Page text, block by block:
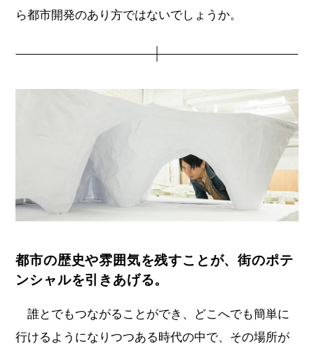
ら都市開発のあり方ではないでしょうか。
都市の歴史や雰囲気を残すことが、街のポテ
ンシャルを引きあげる。
誰とでもつながることができ、どこへでも簡単に
行けるようになりつつある時代の中で、その場所が